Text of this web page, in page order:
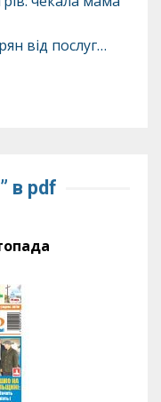
від послуг…
в pdf